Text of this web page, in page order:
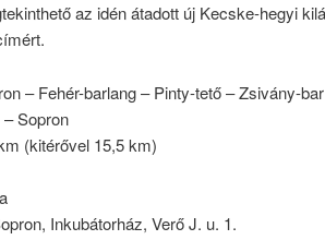
az idén átadott új Kecske-hegyi
– Fehér-barlang – Pinty-tető – Zsivány-
Sopron
(kitérővel 15,5 km)
Inkubátorház, Verő J. u. 1.